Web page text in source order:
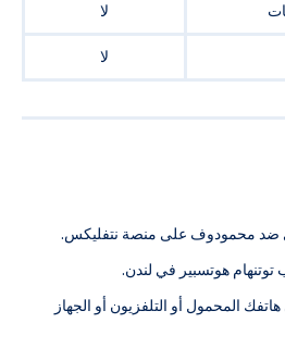
لا
لا
ضد محمودوف على منصة نتفليكس.
هوتسبير في لندن.
المحمول أو التلفزيون أو الجهاز